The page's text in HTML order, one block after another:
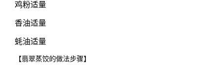
鸡粉适量
香油适量
蚝油适量
【翡翠蒸饺的做法步骤】